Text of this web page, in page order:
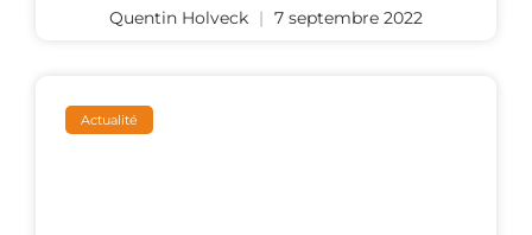
Quentin Holveck 7 septembre 2022
Actualité